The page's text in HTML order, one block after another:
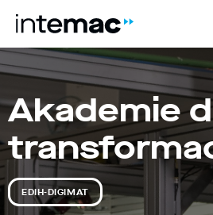
Akademie
EDIH-DIGIMAT